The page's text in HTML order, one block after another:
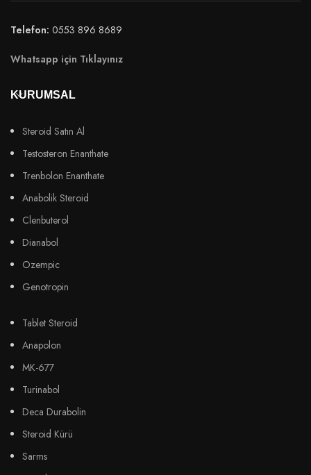
Telefon: 0553 896 8689
Whatsapp için Tıklayınız
KURUMSAL
Steroid Satın Al
Testosteron Enanthate
Trenbolon Enanthate
Anabolik Steroid
Clenbuterol
Dianabol
Ozempic
Genotropin
Tablet Steroid
Anapolon
MK-677
Turinabol
Deca Durabolin
Steroid Kürü
Sarms